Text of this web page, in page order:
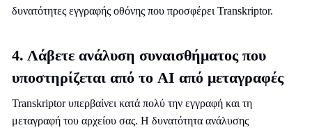
δυνατότητες εγγραφής οθόνης που προσφέρει Transkriptor.
4. Λάβετε ανάλυση συναισθήματος που
υποστηρίζεται από το AI από μεταγραφές
Transkriptor υπερβαίνει κατά πολύ την εγγραφή και τη
μεταγραφή του αρχείου σας. Η δυνατότητα ανάλυσης